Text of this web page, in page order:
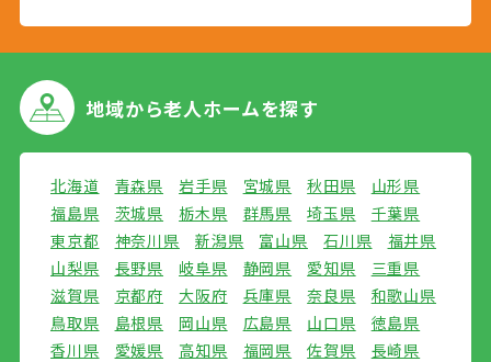
地域から老人ホームを探す
北海道 青森県 岩手県 宮城県 秋田県
山形県
福島県
茨城県 栃木県 群馬県 埼玉県
千葉県
東京都
神奈川県 新潟県 富山県 石川県
福井県
山梨県
長野県 岐阜県 静岡県 愛知県
三重県
滋賀県
京都府 大阪府 兵庫県 奈良県
和歌山県
鳥取県
島根県 岡山県 広島県 山口県
徳島県
香川県
愛媛県 高知県 福岡県 佐賀県
長崎県